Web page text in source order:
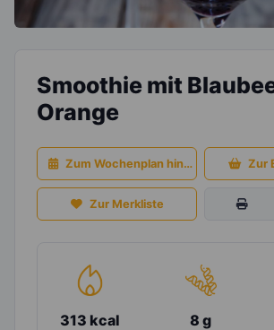
Smoothie mit
Orange
Zum Wochenplan hinzufügen Zur
Zur Merkliste
313 kcal 8 g